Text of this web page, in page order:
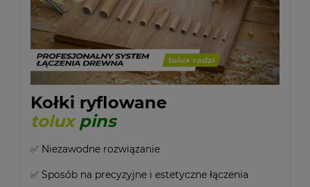
Kołki ryflowane
toluxpins
✅ Niezawodne rozwiązanie
✅ Sposób na precyzyjne i estetyczne łączenia